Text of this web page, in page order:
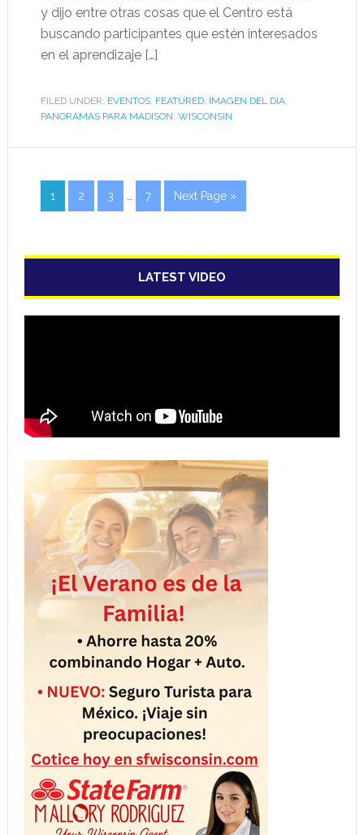
y dijo entre otras cosas que el Centro está
buscando participantes que estén interesados
en el aprendizaje […]
FILED UNDER: EVENTOS, FEATURED, IMAGEN DEL DÍA,
PANORAMAS PARA MADISON, WISCONSIN
1 2 3 7 Next Page »
LATEST VIDEO